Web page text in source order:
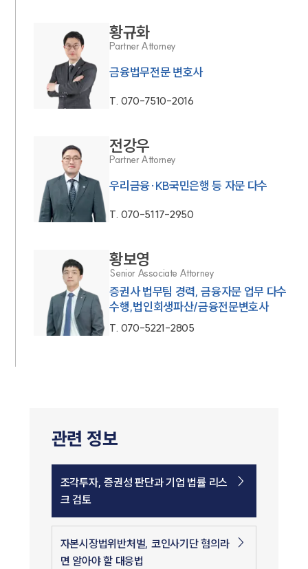
황규화
Partner Attorney
금융법무전문 변호사
T. 070-7510-2016
전강우
Partner Attorney
우리금융·KB국민은행 등 자문 다수
T. 070-5117-2950
황보영
Senior Associate Attorney
증권사 법무팀 경력, 금융자문 업무 다수
수행,법인회생파산/금융전문변호사
T. 070-5221-2805
관련 정보
조각투자, 증권성 판단과 기업 법률 리스
크 검토
자본시장법위반처벌, 코인사기단 혐의라
면 알아야 할 대응법